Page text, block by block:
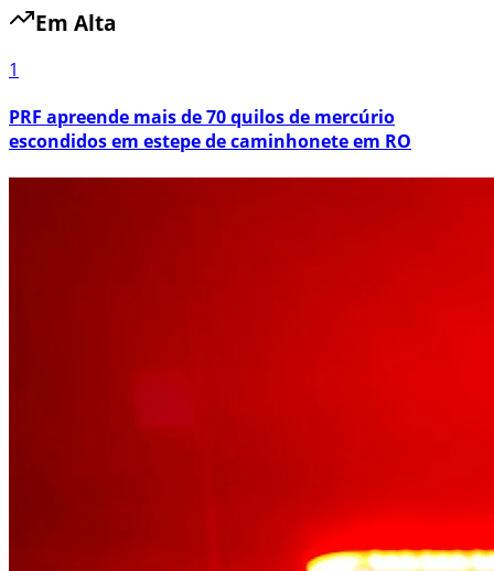
Em Alta
1
PRF apreende mais de 70 quilos de mercúrio
escondidos em estepe de caminhonete em RO